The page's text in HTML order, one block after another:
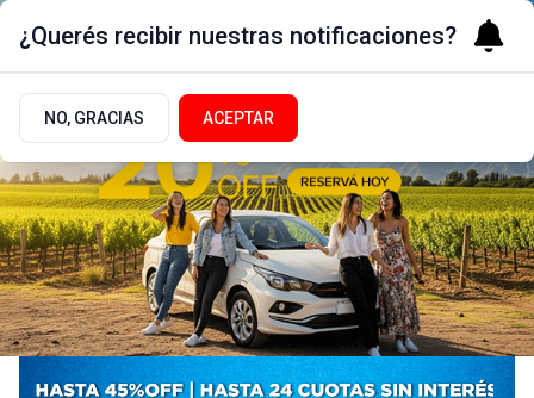
¿Querés recibir nuestras notificaciones?
NO, GRACIAS ACEPTAR